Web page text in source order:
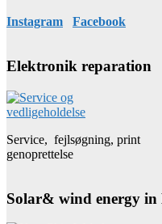
Instagram Facebook
Elektronik reparation
Service, fejlsøgning, print
genoprettelse
Solar& wind energy in